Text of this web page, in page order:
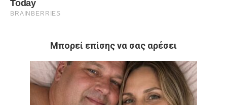
Μπορεί επίσης να σας αρέσει